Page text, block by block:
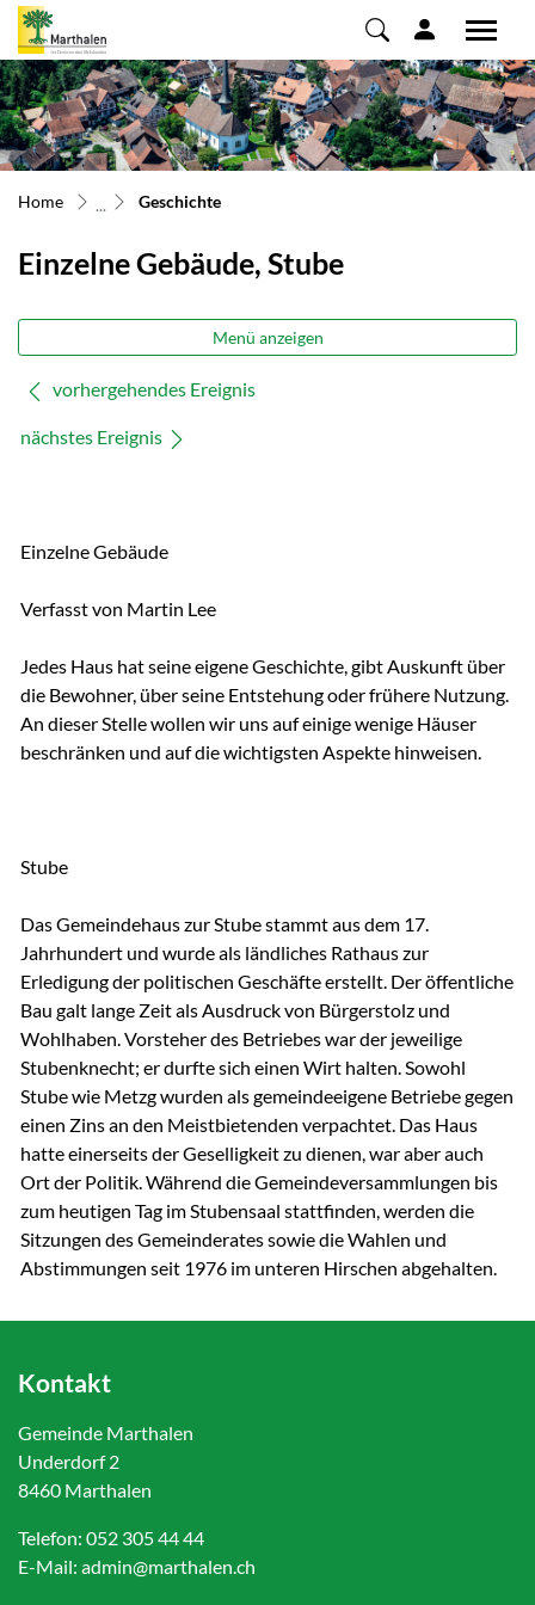
zur Startseite
Direkt zur Hauptnavigation
Direkt zum Inhalt
Direkt zur Suche
Direkt zum Stichwortverzeichnis
Home Geschichte(ausgewählt)
Einzelne Gebäude, Stube
Menü anzeigen
vorhergehendes Ereignis
nächstes Ereignis
Einzelne Gebäude
Verfasst von Martin Lee
Jedes Haus hat seine eigene Geschichte, gibt Auskunft über
die Bewohner, über seine Entstehung oder frühere Nutzung.
An dieser Stelle wollen wir uns auf einige wenige Häuser
beschränken und auf die wichtigsten Aspekte hinweisen.
Stube
Das Gemeindehaus zur Stube stammt aus dem 17.
Jahrhundert und wurde als ländliches Rathaus zur
Erledigung der politischen Geschäfte erstellt. Der öffentliche
Bau galt lange Zeit als Ausdruck von Bürgerstolz und
Wohlhaben. Vorsteher des Betriebes war der jeweilige
Stubenknecht; er durfte sich einen Wirt halten. Sowohl
Stube wie Metzg wurden als gemeindeeigene Betriebe gegen
einen Zins an den Meistbietenden verpachtet. Das Haus
hatte einerseits der Geselligkeit zu dienen, war aber auch
Ort der Politik. Während die Gemeindeversammlungen bis
zum heutigen Tag im Stubensaal stattfinden, werden die
Sitzungen des Gemeinderates sowie die Wahlen und
Abstimmungen seit 1976 im unteren Hirschen abgehalten.
Kontakt
Gemeinde Marthalen
Underdorf 2
8460 Marthalen
Telefon: 052 305 44 44
E-Mail: admin@marthalen.ch